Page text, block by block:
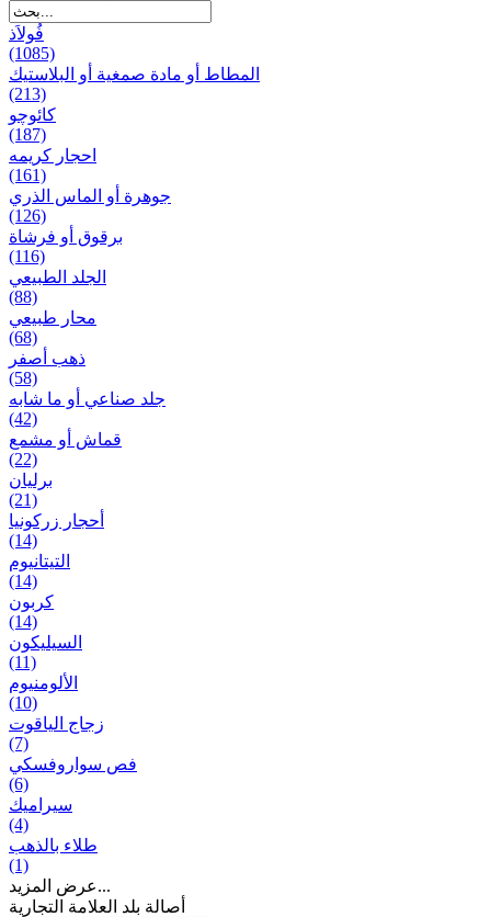
فُولاَذ
(1085)
المطاط أو مادة صمغية أو البلاستيك
(213)
کائوچو
(187)
احجار کریمه
(161)
جوهرة أو الماس الذري
(126)
برقوق أو فرشاة
(116)
الجلد الطبيعي
(88)
محار طبيعي
(68)
ذهب أصفر
(58)
جلد صناعي أو ما شابه
(42)
قماش أو مشمع
(22)
برلیان
(21)
أحجار زركونيا
(14)
التيتانيوم
(14)
كربون
(14)
السيليكون
(11)
الألومنيوم
(10)
زجاج الياقوت
(7)
فص سواروفسكي
(6)
سيراميك
(4)
طلاء بالذهب
(1)
عرض المزيد...
أصالة بلد العلامة التجارية